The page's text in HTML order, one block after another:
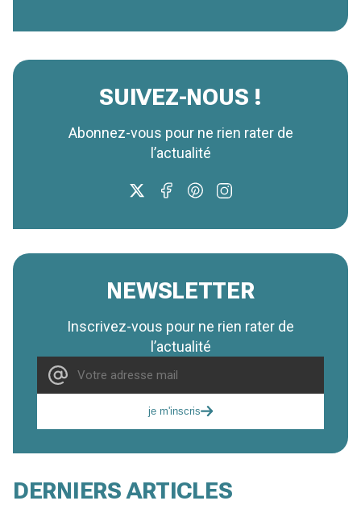
SUIVEZ-NOUS !
Abonnez-vous pour ne rien rater de
l’actualité
NEWSLETTER
Inscrivez-vous pour ne rien rater de
l’actualité
je m'inscris
DERNIERS ARTICLES